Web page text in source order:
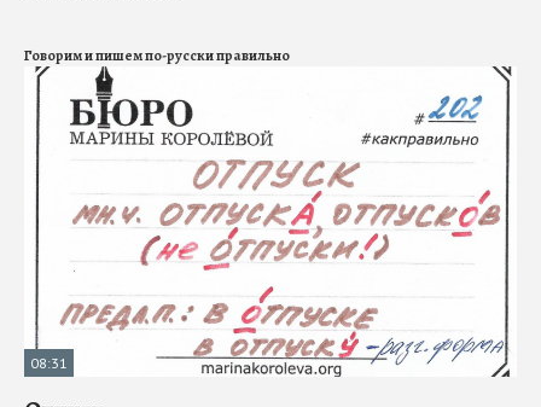
Говорим и пишем по-русски правильно
08:31